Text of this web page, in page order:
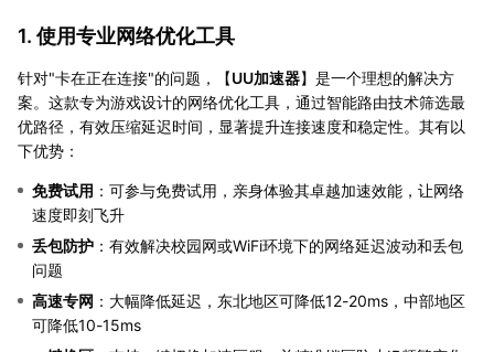
1. 使用专业网络优化工具
针对"卡在正在连接"的问题，【UU加速器】是一个理想的解决方
案。这款专为游戏设计的网络优化工具，通过智能路由技术筛选最
优路径，有效压缩延迟时间，显著提升连接速度和稳定性。其有以
下优势：
免费试用 ：可参与免费试用，亲身体验其卓越加速效能，让网络
速度即刻飞升
丢包防护 ：有效解决校园网或WiFi环境下的网络延迟波动和丢包
问题
高速专网 ：大幅降低延迟，东北地区可降低12-20ms，中部地区
可降低10-15ms